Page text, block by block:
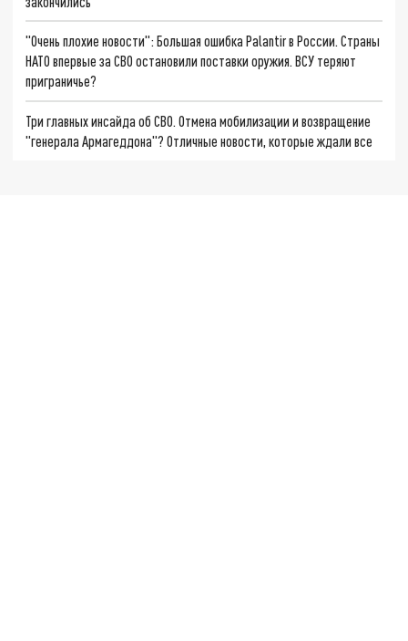
"Очень плохие новости": Большая ошибка Palantir в России. Страны
НАТО впервые за СВО остановили поставки оружия. ВСУ теряют
приграничье?
Три главных инсайда об СВО. Отмена мобилизации и возвращение
"генерала Армагеддона"? Отличные новости, которые ждали все